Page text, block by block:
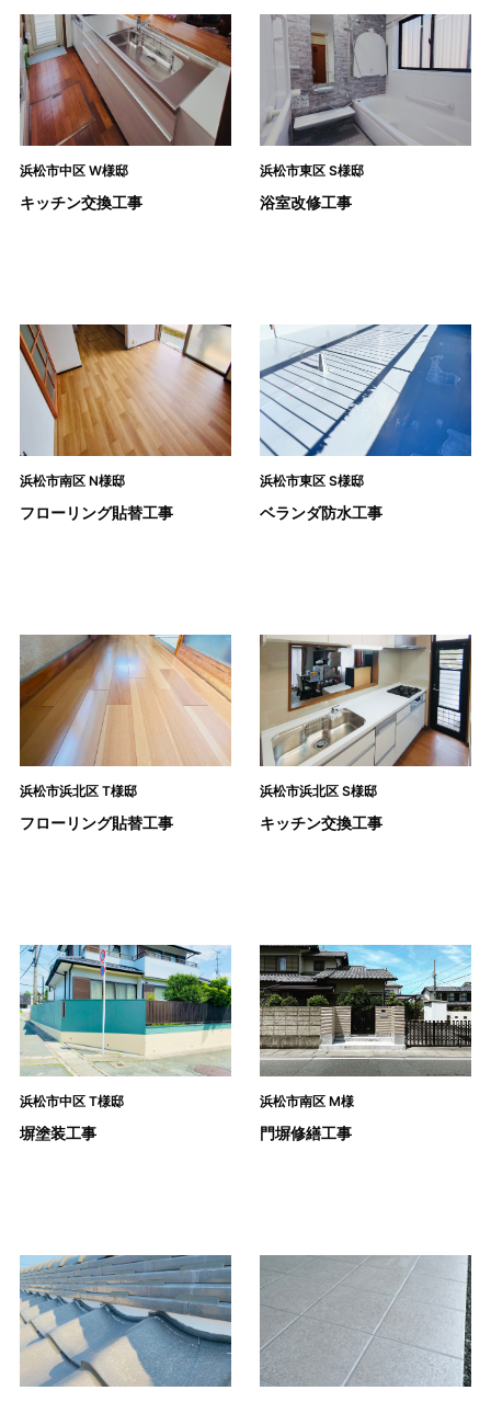
浜松市中区 W様邸
キッチン交換工事
浜松市東区 S様邸
浴室改修工事
浜松市南区 N様邸
フローリング貼替工事
浜松市東区 S様邸
ベランダ防水工事
浜松市浜北区 T様邸
フローリング貼替工事
浜松市浜北区 S様邸
キッチン交換工事
浜松市中区 T様邸
塀塗装工事
浜松市南区 M様
門塀修繕工事